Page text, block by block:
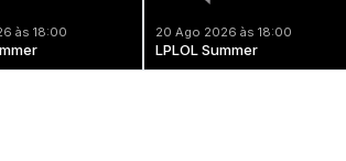
às 18:00 20 Ago 2026 às 18:00
LPLOL Summer